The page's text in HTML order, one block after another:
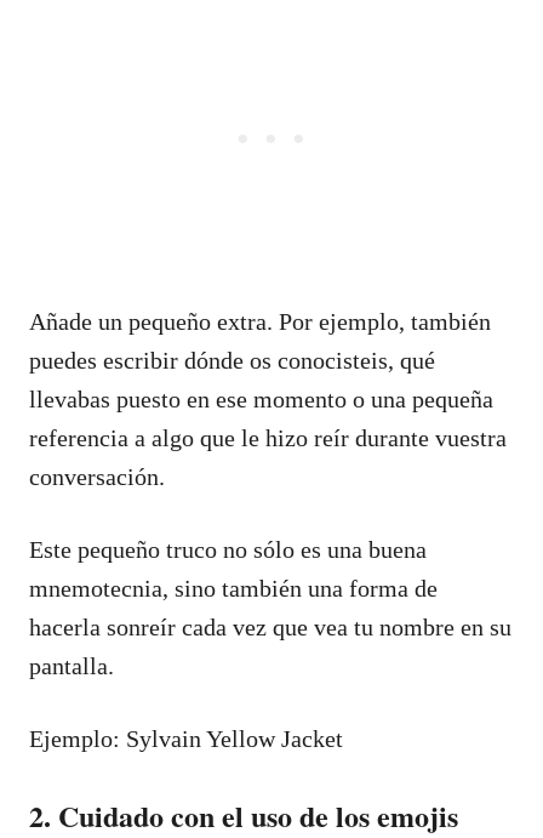
Añade un pequeño extra. Por ejemplo, también
puedes escribir dónde os conocisteis, qué
llevabas puesto en ese momento o una pequeña
referencia a algo que le hizo reír durante vuestra
conversación.
Este pequeño truco no sólo es una buena
mnemotecnia, sino también una forma de
hacerla sonreír cada vez que vea tu nombre en su
pantalla.
Ejemplo: Sylvain Yellow Jacket
2. Cuidado con el uso de los emojis